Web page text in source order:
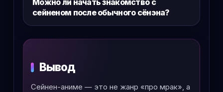
Можно ли начать знакомство с
сейненом после обычного сёнэна?
Вывод
Сейнен-аниме — это не жанр «про мрак», а